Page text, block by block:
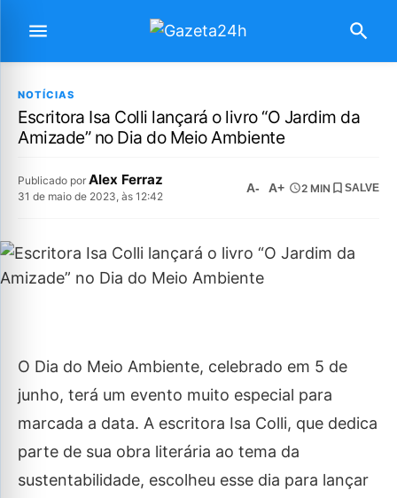
NOTÍCIAS
Escritora Isa Colli lançará o livro “O Jardim da
Amizade” no Dia do Meio Ambiente
Publicado por Alex Ferraz
31 de maio de 2023, às 12:42
A- A+ 2 MIN SALVE
O Dia do Meio Ambiente, celebrado em 5 de
junho, terá um evento muito especial para
marcada a data. A escritora Isa Colli, que dedica
parte de sua obra literária ao tema da
sustentabilidade, escolheu esse dia para lançar